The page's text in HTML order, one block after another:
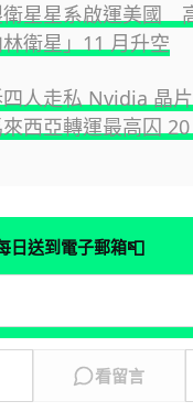
衛星星系啟運美國
衛星」11 月升空
人走私 Nvidia 晶
西亞轉運最高囚
日送到電子郵箱📮
看留言